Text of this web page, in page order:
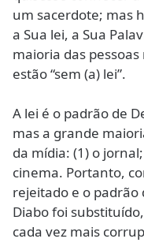
um sacerdote; mas
a Sua lei, a Sua
maioria das
estão “sem (a) lei”.
A lei é o padrão de
mas a grande
da mídia: (1) o
cinema. Portanto,
rejeitado e o
Diabo foi
cada vez mais